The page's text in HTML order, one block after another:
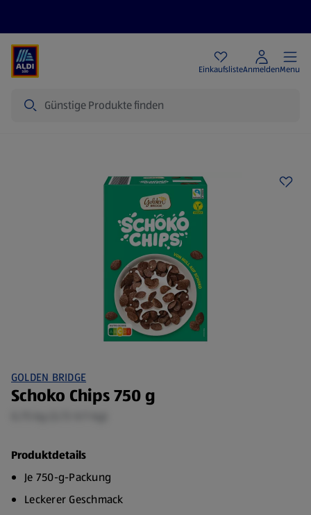
EinkaufslisteAnmeldenMenu
GOLDEN BRIDGE
Schoko Chips 750 g
Produktdetails
Je 750-g-Packung
Leckerer Geschmack